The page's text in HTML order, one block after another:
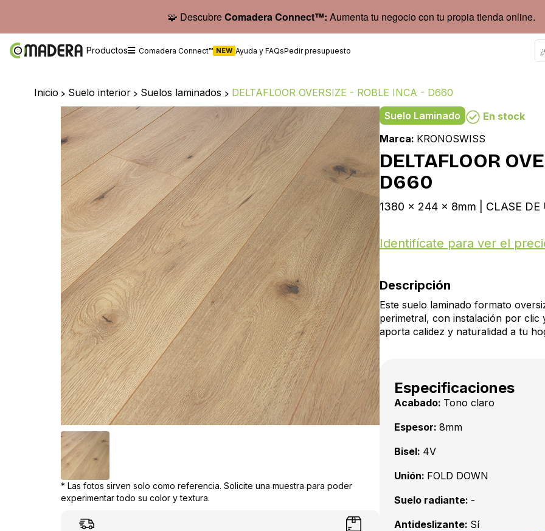
🧩 DescubreComadera Connect™: Aumenta tu negocio con tu propia tienda online.
Productos Comadera Connect™ NEW Ayuda y FAQsPedir presupuesto
Inicio > Suelo interior > Suelos laminados > DELTAFLOOR OVERSIZE - ROBLE INCA - D660
* Las fotos sirven solo como referencia. Solicite una muestra para poder
experimentar todo su color y textura.
Suelo Laminado
En stock
Marca: KRONOSWISS
DELTAFLOOR
D660
1380 x 244 x 8mm | CLASE
Identifícate para ver el
Descripción
Este suelo laminado formato
perimetral, con instalación por clic
aporta calidez y naturalidad a tu
Especificaciones
Acabado: Tono claro
Espesor: 8mm
Bisel: 4V
Unión: FOLD DOWN
Suelo radiante: -
Antideslizante: Sí